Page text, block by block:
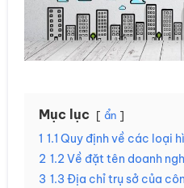
Mục lục ẩn
1 1.1 Quy định về các loại
2 1.2 Về đặt tên doanh
3 1.3 Địa chỉ trụ sở của